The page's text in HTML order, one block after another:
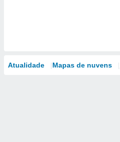
Atualidade Mapas de nuvens